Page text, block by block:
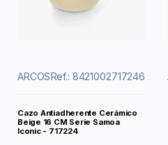
ARCOSRef.: 8421002717246
Cazo Antiadherente Cerámico
Beige 16 CM Serie Samoa
Iconic - 717224